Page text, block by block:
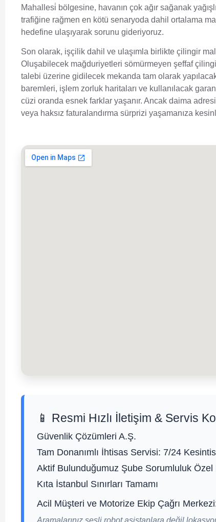
Mahallesi̇ bölgesine, havanın çok ağır sağanak
trafiğine rağmen en kötü senaryoda dahil ortalama
hedefine ulaşıyarak sorunu gideriyoruz.
Son olarak, işçilik dahil ve ulaşımla birlikte çilingir
Oluşabilecek mağduriyetleri sömürmeyen şeffaf
talebi üzerine gidilecek mekanda tam olarak
baremleri, işlem zorluk haritaları ve kullanılacak
cüzi oranda esnek farklar yaşanır. Ancak daima
veya haksız faturalandırma sürprizi yaşamanıza
📱 Resmi Hızlı İletişim & Servis
Güvenlik Çözümleri A.Ş.
Tam Donanımlı İhtisas Servisi: 7/24
Aktif Bulunduğumuz Şube Sorumluluk Özel
Kıta İstanbul Sınırları Tamamı
Acil Müşteri ve Motorize Ekip Çağrı
Aramalarınız sesli robot asistanlara değil